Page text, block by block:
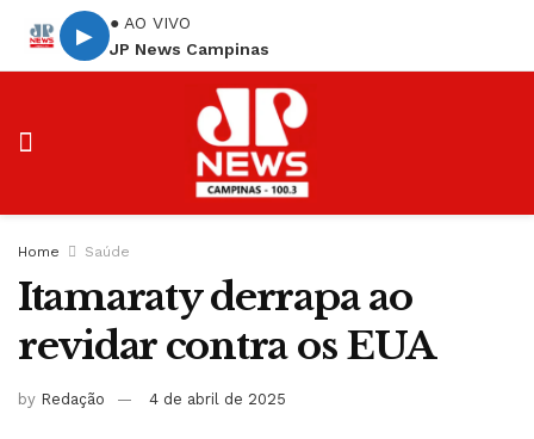
▶
● AO VIVO
JP News Campinas
Home Saúde
Itamaraty derrapa ao
revidar contra os EUA
by Redação 4 de abril de 2025